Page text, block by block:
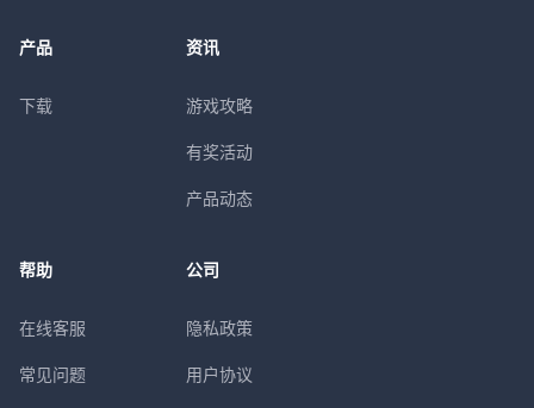
产品
下载
资讯
游戏攻略
有奖活动
产品动态
帮助
在线客服
常见问题
公司
隐私政策
用户协议